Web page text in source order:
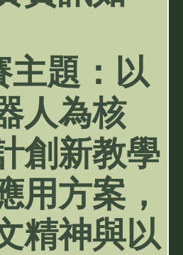
主題：以
人為核
創新教學
用方案，
精神與以